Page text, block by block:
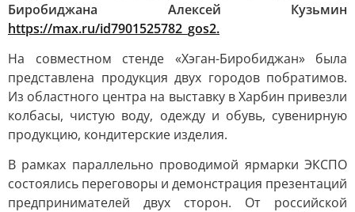
Биробиджана Алексей Кузьмин
https://max.ru/id7901525782_gos2.
На совместном стенде «Хэган-Биробиджан» была
представлена продукция двух городов побратимов.
Из областного центра на выставку в Харбин привезли
колбасы, чистую воду, одежду и обувь, сувенирную
продукцию, кондитерские изделия.
В рамках параллельно проводимой ярмарки ЭКСПО
состоялись переговоры и демонстрация презентаций
предпринимателей двух сторон. От российской